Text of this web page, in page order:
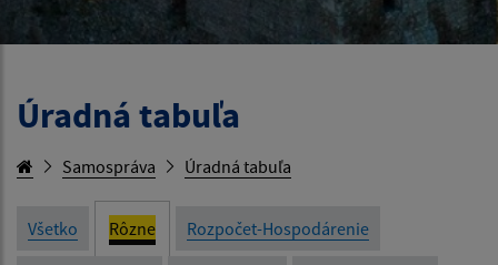
Úradná tabuľa
Samospráva Úradná tabuľa
Všetko Rôzne Rozpočet-Hospodárenie